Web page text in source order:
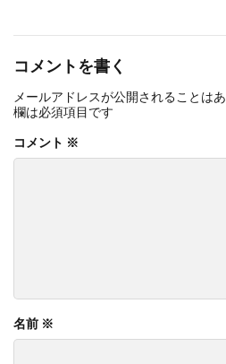
コメントを書く
メールアドレスが公開されることはあ
欄は必須項目です
コメント ※
名前 ※